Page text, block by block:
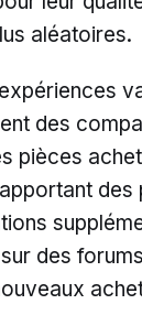
aléatoires.
des
pièces
des